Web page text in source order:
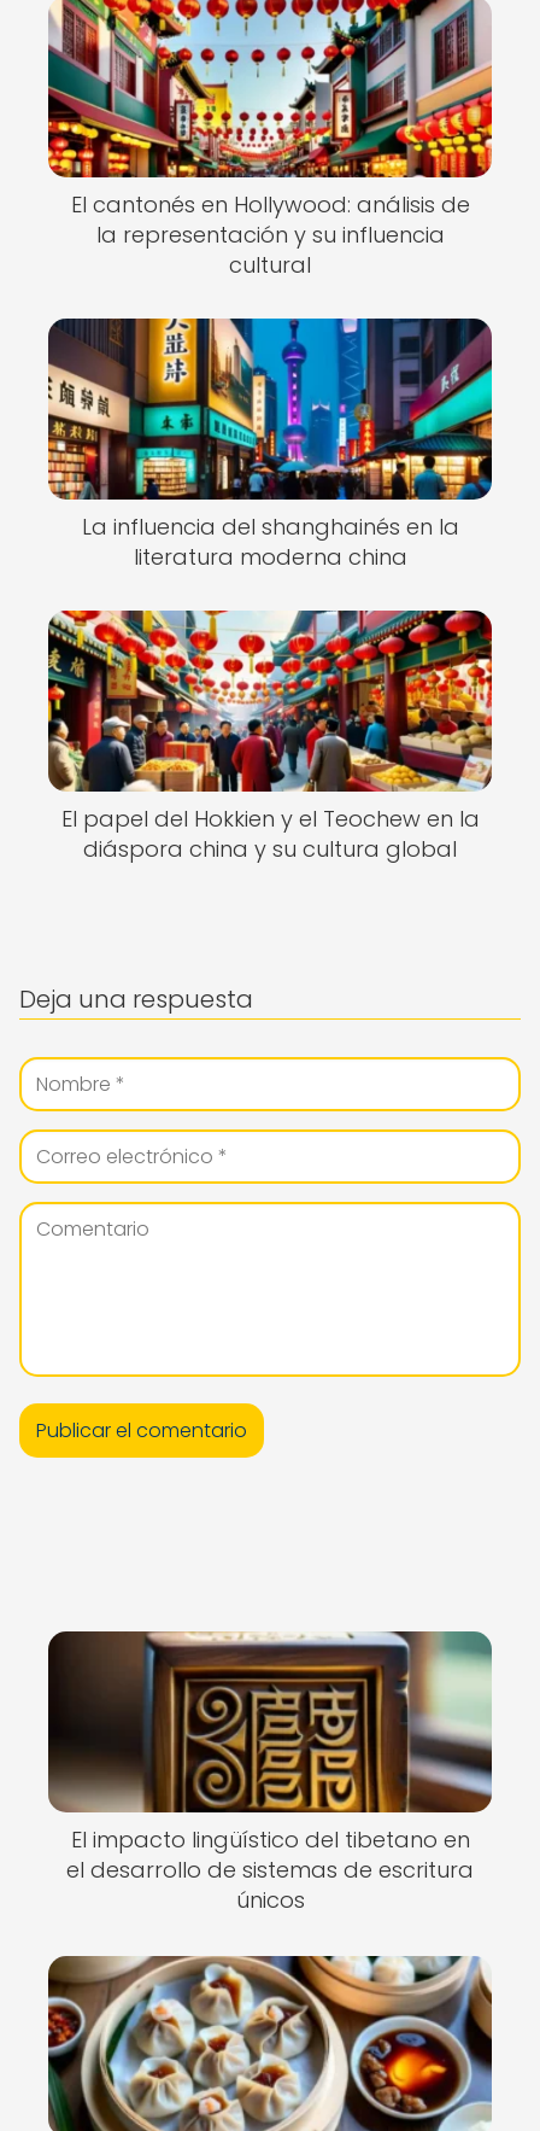
El cantonés en Hollywood: análisis de
la representación y su influencia
cultural
La influencia del shanghainés en la
literatura moderna china
El papel del Hokkien y el Teochew en la
diáspora china y su cultura global
Deja una respuesta
El impacto lingüístico del tibetano en
el desarrollo de sistemas de escritura
únicos